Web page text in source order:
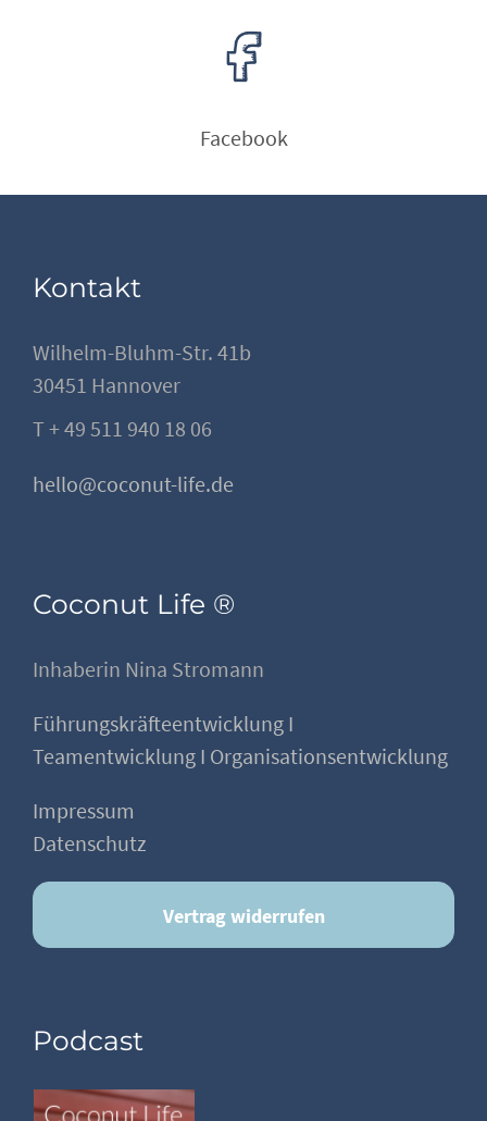
Facebook
Kontakt
Wilhelm-Bluhm-Str. 41b
30451 Hannover
T + 49 511 940 18 06
hello@coconut-life.de
Coconut Life ®
Inhaberin Nina Stromann
Führungskräfteentwicklung I
Teamentwicklung I Organisationsentwicklung
Impressum
Datenschutz
Vertrag widerrufen
Podcast